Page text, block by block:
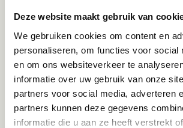
Deze website maakt gebruik van
We gebruiken cookies om content en
personaliseren, om functies voor social
en om ons websiteverkeer te
informatie over uw gebruik van onze
partners voor social media, adverteren
partners kunnen deze gegevens
informatie die u aan ze heeft verstrekt
Oogschaduw